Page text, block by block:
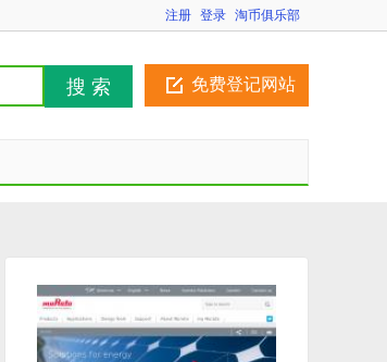
注册 登录 淘币俱乐部
免费登记网站
搜 索